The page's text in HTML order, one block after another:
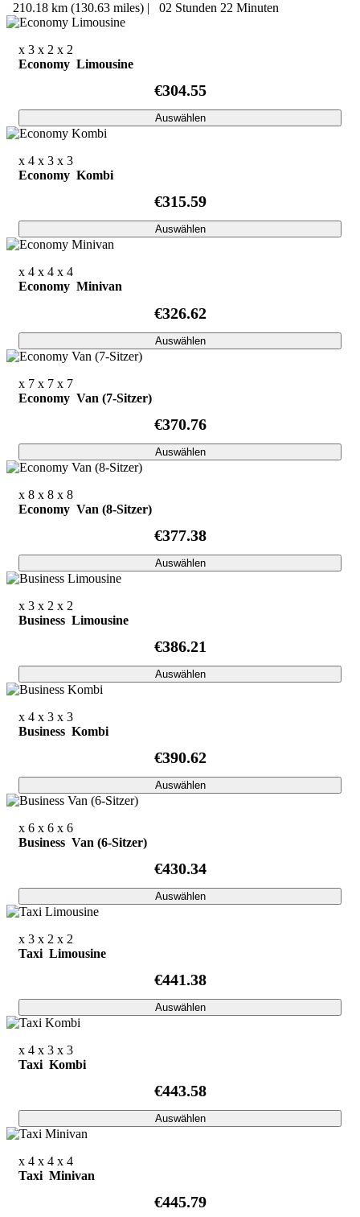
210.18 km (130.63 miles) | 02 Stunden 22 Minuten
x 3 x 2 x 2
Economy Limousine
€304.55
Auswählen
x 4 x 3 x 3
Economy Kombi
€315.59
Auswählen
x 4 x 4 x 4
Economy Minivan
€326.62
Auswählen
x 7 x 7 x 7
Economy Van (7-Sitzer)
€370.76
Auswählen
x 8 x 8 x 8
Economy Van (8-Sitzer)
€377.38
Auswählen
x 3 x 2 x 2
Business Limousine
€386.21
Auswählen
x 4 x 3 x 3
Business Kombi
€390.62
Auswählen
x 6 x 6 x 6
Business Van (6-Sitzer)
€430.34
Auswählen
x 3 x 2 x 2
Taxi Limousine
€441.38
Auswählen
x 4 x 3 x 3
Taxi Kombi
€443.58
Auswählen
x 4 x 4 x 4
Taxi Minivan
€445.79